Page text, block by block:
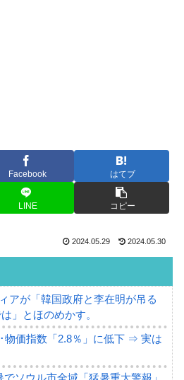
Facebook はてブ
LINE コピー
2024.05.29 2024.05.30
アが「韓国政府と李在明が吊る
」とほのめかす。
物価指数「2.8％」に低下 ⇒ 実は
でソウル市全域「猛暑重大警報」